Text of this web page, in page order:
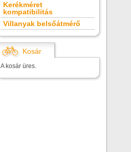
Kerékméret
kompatibilitás
Villanyak belsőátmérő
Kosár
A kosár üres.